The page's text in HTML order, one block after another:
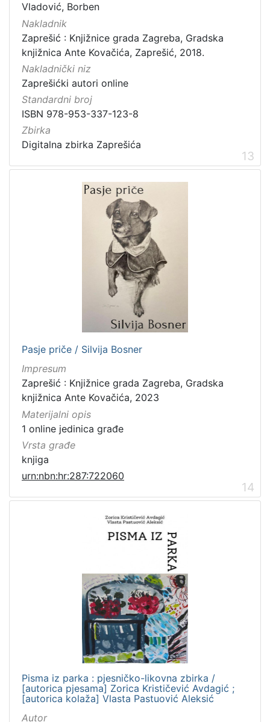
Vladović, Borben
Nakladnik
Zaprešić : Knjižnice grada Zagreba, Gradska
knjižnica Ante Kovačića, Zaprešić, 2018.
Nakladnički niz
Zaprešićki autori online
Standardni broj
ISBN 978-953-337-123-8
Zbirka
Digitalna zbirka Zaprešića
13
Pasje priče / Silvija Bosner
Impresum
Zaprešić : Knjižnice grada Zagreba, Gradska
knjižnica Ante Kovačića, 2023
Materijalni opis
1 online jedinica građe
Vrsta građe
knjiga
urn:nbn:hr:287:722060
14
Pisma iz parka : pjesničko-likovna zbirka /
[autorica pjesama] Zorica Krističević Avdagić ;
[autorica kolaža] Vlasta Pastuović Aleksić
Autor